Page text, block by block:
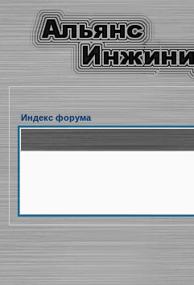
Индекс форума